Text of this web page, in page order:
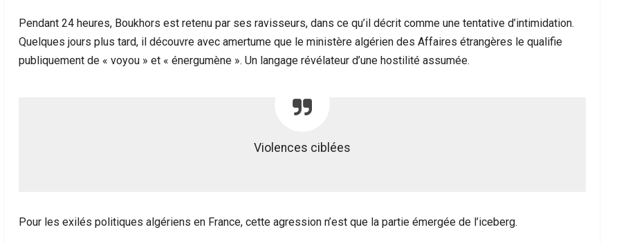
Pendant 24 heures, Boukhors est retenu par ses ravisseurs, dans ce qu’il décrit comme une tentative d’intimidation.
Quelques jours plus tard, il découvre avec amertume que le ministère algérien des Affaires étrangères le qualifie
publiquement de « voyou » et « énergumène ». Un langage révélateur d’une hostilité assumée.
Violences ciblées
Pour les exilés politiques algériens en France, cette agression n’est que la partie émergée de l’iceberg.